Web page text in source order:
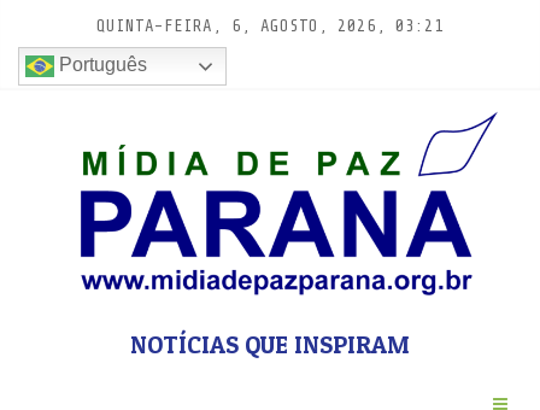
conteúdo
QUINTA-FEIRA, 6, AGOSTO, 2026, 03:21
Português
NOTÍCIAS QUE INSPIRAM